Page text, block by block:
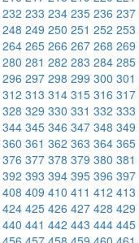
232 233 234 235 236 237
248 249 250 251 252 253
264 265 266 267 268 269
280 281 282 283 284 285
296 297 298 299 300 301
312 313 314 315 316 317
328 329 330 331 332 333
344 345 346 347 348 349
360 361 362 363 364 365
376 377 378 379 380 381
392 393 394 395 396 397
408 409 410 411 412 413
424 425 426 427 428 429
440 441 442 443 444 445